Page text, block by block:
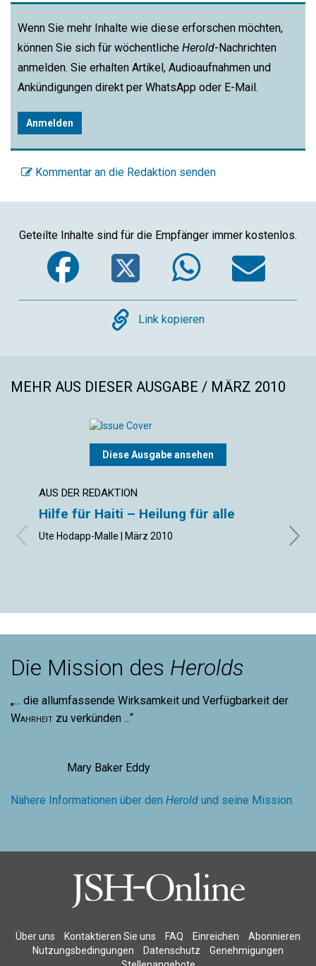
Wenn Sie mehr Inhalte wie diese erforschen möchten,
können Sie sich für wöchentliche Herold-Nachrichten
anmelden. Sie erhalten Artikel, Audioaufnahmen und
Ankündigungen direkt per WhatsApp oder E-Mail.
Anmelden
Kommentar an die Redaktion senden
Geteilte Inhalte sind für die Empfänger immer kostenlos.
Facebook
Twitter
Copy
Link kopieren
MEHR AUS DIESER AUSGABE / MÄRZ 2010
Diese Ausgabe ansehen
AUS DER REDAKTION
Hilfe für Haiti – Heilung für alle
Ute Hodapp-Malle | März 2010
Die Mission des Herolds
„... die allumfassende Wirksamkeit und Verfügbarkeit der
Wahrheit zu verkünden ...“
Mary Baker Eddy
Nähere Informationen über den Herold und seine Mission.
Über uns Kontaktieren Sie uns FAQ Einreichen
Abonnieren
Nutzungsbedingungen
Datenschutz
Genehmigungen